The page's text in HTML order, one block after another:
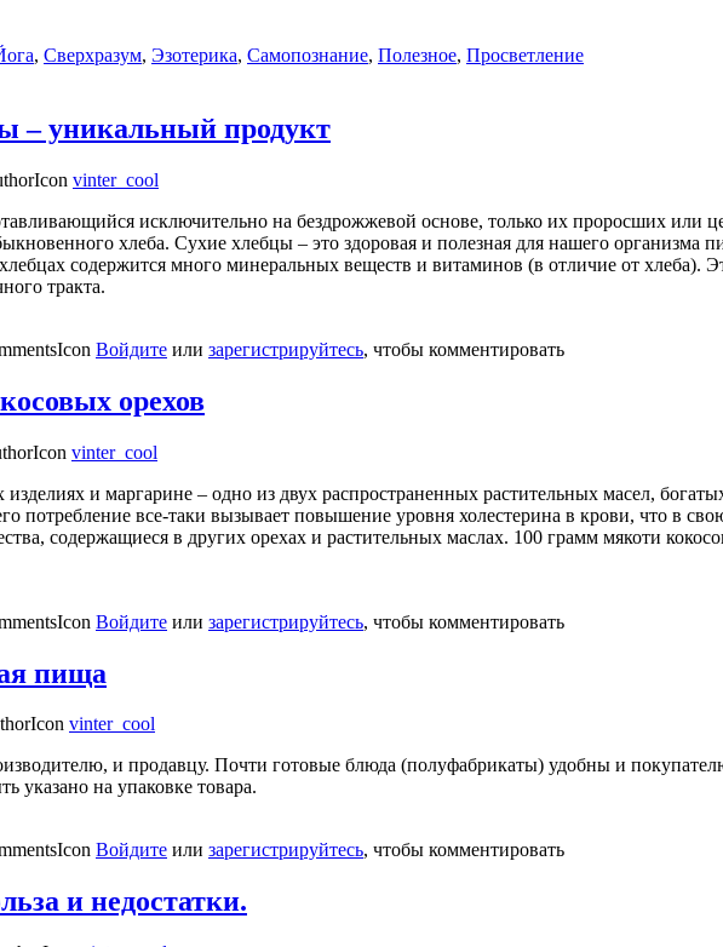
, Сверхразум, Эзотерика, Самопознание, Полезное, Просветление
– уникальный продукт
vinter_cool
исключительно на бездрожжевой основе, только их проросших или
хлеба. Сухие хлебцы – это здоровая и полезная для нашего организма
содержится много минеральных веществ и витаминов (в отличие от хлеба).
тракта.
Войдите или зарегистрируйтесь, чтобы комментировать
орехов
vinter_cool
изделиях и маргарине – одно из двух распространенных растительных масел,
потребление все-таки вызывает повышение уровня холестерина в крови, что в
содержащиеся в других орехах и растительных маслах. 100 грамм мякоти
Войдите или зарегистрируйтесь, чтобы комментировать
пища
vinter_cool
и продавцу. Почти готовые блюда (полуфабрикаты) удобны и
указано на упаковке товара.
Войдите или зарегистрируйтесь, чтобы комментировать
и недостатки.